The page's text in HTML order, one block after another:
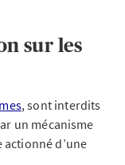
sur les
, sont interdits
un mécanisme
d’une